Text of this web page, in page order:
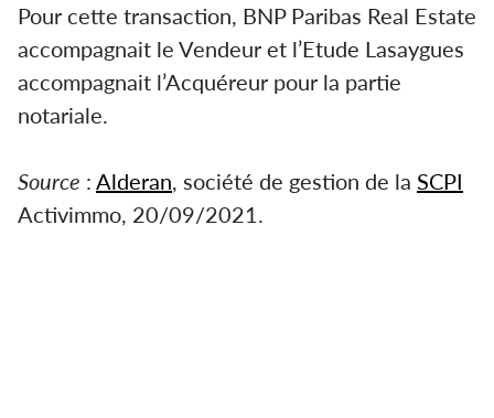
Pour cette transaction, BNP Paribas Real Estate
accompagnait le Vendeur et l’Etude Lasaygues
accompagnait l’Acquéreur pour la partie
notariale.
Source : Alderan, société de gestion de la SCPI
Activimmo, 20/09/2021.